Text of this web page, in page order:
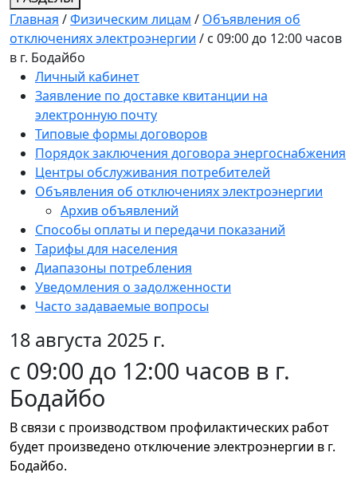
Главная /Физическим лицам / Объявления об
отключениях электроэнергии / с 09:00 до 12:00 часов
в г. Бодайбо
Личный кабинет
Заявление по доставке квитанции на
электронную почту
Типовые формы договоров
Порядок заключения договора энергоснабжения
Центры обслуживания потребителей
Объявления об отключениях электроэнергии
Архив объявлений
Способы оплаты и передачи показаний
Тарифы для населения
Диапазоны потребления
Уведомления о задолженности
Часто задаваемые вопросы
18 августа 2025 г.
с 09:00 до 12:00 часов в г.
Бодайбо
В связи с производством профилактических работ
будет произведено отключение электроэнергии в г.
Бодайбо.